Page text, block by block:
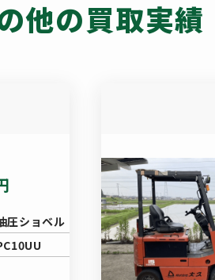
他の買取実績
圧ショベル